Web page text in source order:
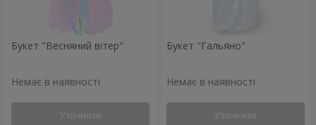
Букет "Весняний вітер"
Немає в наявності
Уточнити
Букет "Гальяно"
Немає в наявності
Уточнити